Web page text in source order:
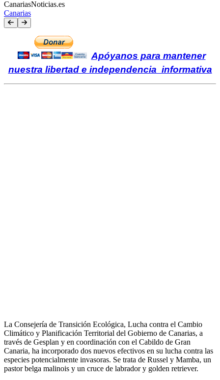
CanariasNoticias.es
Canarias
Apóyanos para mantener
nuestra libertad e independencia informativa
La Consejería de Transición Ecológica, Lucha contra el Cambio
Climático y Planificación Territorial del Gobierno de Canarias, a
través de Gesplan y en coordinación con el Cabildo de Gran
Canaria, ha incorporado dos nuevos efectivos en su lucha contra las
especies potencialmente invasoras. Se trata de Russel y Mamba, un
pastor belga malinois y un cruce de labrador y golden retriever.